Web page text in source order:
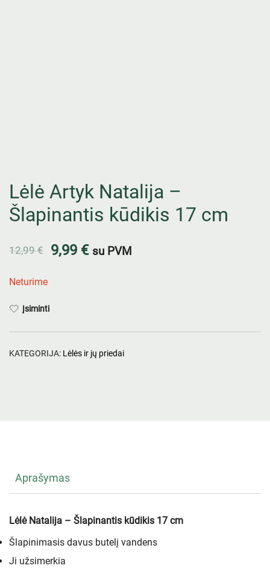
Lėlė Artyk Natalija –
Šlapinantis kūdikis 17 cm
12,99€ 9,99 € su PVM
Neturime
Įsiminti
KATEGORIJA: Lėlės ir jų priedai
Aprašymas
Lėlė Natalija – Šlapinantis kūdikis 17 cm
Šlapinimasis davus butelį vandens
Ji užsimerkia